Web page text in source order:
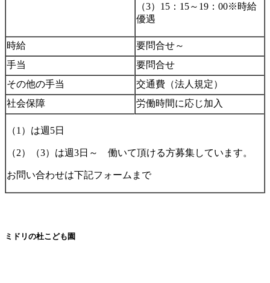
（3）15：15～19：00※時給
優遇
時給
要問合せ～
手当
要問合せ
その他の手当
交通費（法人規定）
社会保障
労働時間に応じ加入
（1）は週5日
（2）（3）は週3日～ 働いて頂ける方募集しています。
お問い合わせは下記フォームまで
ミドリの杜こども園